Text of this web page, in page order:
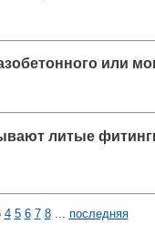
или
литые
4 5 6 7 8... последняя